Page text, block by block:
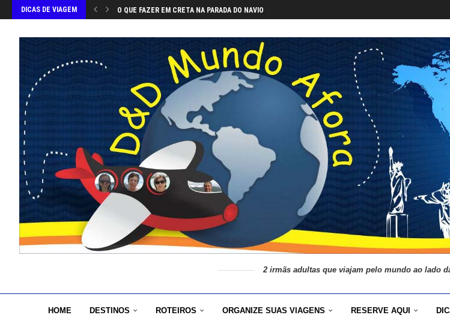
DICAS DE VIAGEM O QUE FAZER EM CRETA NA PARADA DO NAVIO
2 irmãs adultas que viajam pelo mundo ao lado
HOME DESTINOS ROTEIROS ORGANIZE SUAS VIAGENS RESERVE AQUI